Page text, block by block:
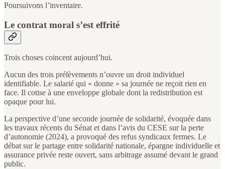
Poursuivons l’inventaire.
Le contrat moral s’est effrité
Trois choses coincent aujourd’hui.
Aucun des trois prélèvements n’ouvre un droit individuel
identifiable. Le salarié qui « donne » sa journée ne reçoit rien en
face. Il cotise à une enveloppe globale dont la redistribution est
opaque pour lui.
La perspective d’une seconde journée de solidarité, évoquée dans
les travaux récents du Sénat et dans l’avis du CESE sur la perte
d’autonomie (2024), a provoqué des refus syndicaux fermes. Le
débat sur le partage entre solidarité nationale, épargne individuelle et
assurance privée reste ouvert, sans arbitrage assumé devant le grand
public.